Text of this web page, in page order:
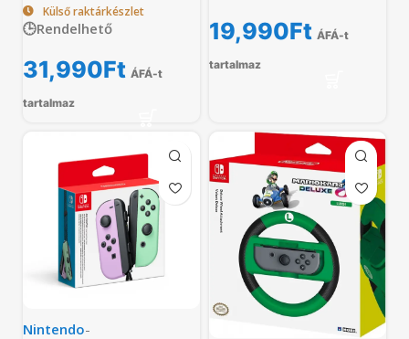
Külső raktárkészlet
🕒Rendelhető
31,990Ft ÁFÁ-t
tartalmaz
19,990Ft ÁFÁ-t
tartalmaz
Nintendo-